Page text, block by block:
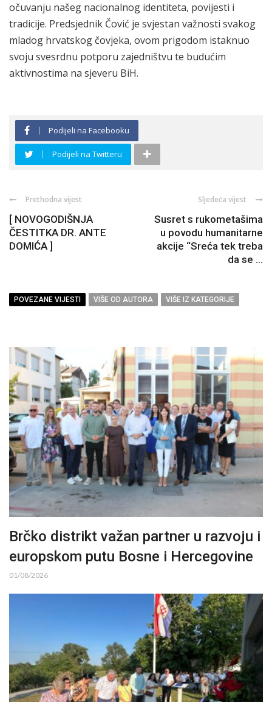
očuvanju našeg nacionalnog identiteta, povijesti i
tradicije. Predsjednik Čović je svjestan važnosti svakog
mladog hrvatskog čovjeka, ovom prigodom istaknuo
svoju svesrdnu potporu zajedništvu te budućim
aktivnostima na sjeveru BiH.
Podijeli na Facebooku
Podijeli na Twitteru
Prethodna vijest
[ NOVOGODIŠNJA
ČESTITKA DR. ANTE
DOMIĆA ]
Sljedeća vijest
Susret s rukometašima
u povodu humanitarne
akcije “Sreća tek treba
da se ...
POVEZANE VIJESTI VIŠE OD AUTORA VIŠE IZ KATEGORIJE
Brčko distrikt važan partner u razvoju i
europskom putu Bosne i Hercegovine
01/08/2026